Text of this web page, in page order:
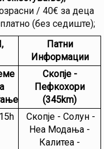
/ 40€ за деца
(без седиште);
Патни
Информации
Скопје -
Пефкохори
(345km)
Скопје - Солун -
Неа Модања -
Калитеа -